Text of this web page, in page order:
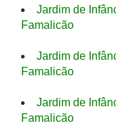
Jardim de
Famalicão
Jardim de
Famalicão
Jardim de
Famalicão